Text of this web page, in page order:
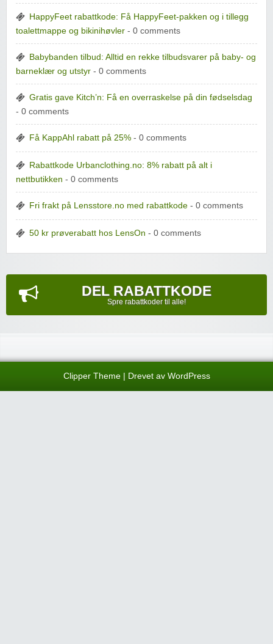
HappyFeet rabattkode: Få HappyFeet-pakken og i tillegg
toalettmappe og bikinihøvler - 0 comments
Babybanden tilbud: Alltid en rekke tilbudsvarer på baby- og
barneklær og utstyr - 0 comments
Gratis gave Kitch’n: Få en overraskelse på din fødselsdag
- 0 comments
Få KappAhl rabatt på 25% - 0 comments
Rabattkode Urbanclothing.no: 8% rabatt på alt i
nettbutikken - 0 comments
Fri frakt på Lensstore.no med rabattkode - 0 comments
50 kr prøverabatt hos LensOn - 0 comments
DEL RABATTKODE
Spre rabattkoder til alle!
Clipper Theme| Drevet av WordPress